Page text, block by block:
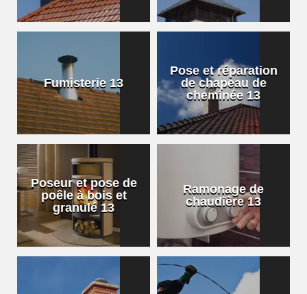
Fumisterie 13
Pose et réparation
de chapeau de
cheminée 13
Poseur et pose de
poêle à bois et
granulé 13
Ramonage de
chaudière 13